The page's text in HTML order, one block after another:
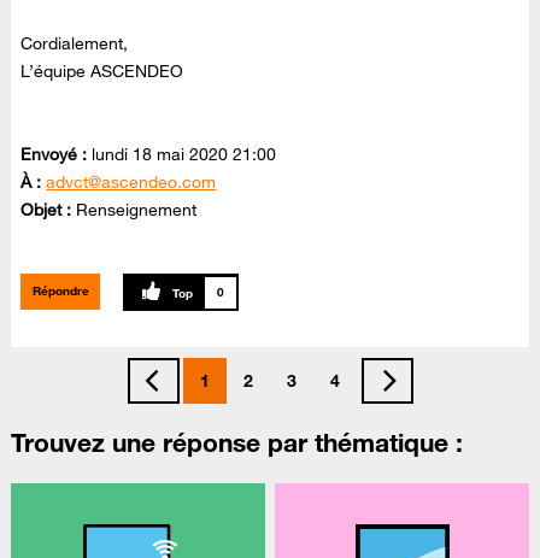
Cordialement,
L’équipe ASCENDEO
Envoyé : lundi 18 mai 2020 21:00
À : advct@ascendeo.com
Objet : Renseignement
Répondre 0
1 2 3 4
Trouvez une réponse par thématique :